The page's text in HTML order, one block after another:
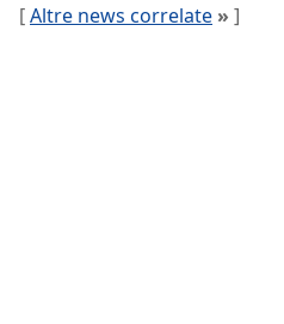
[Altre news correlate » ]